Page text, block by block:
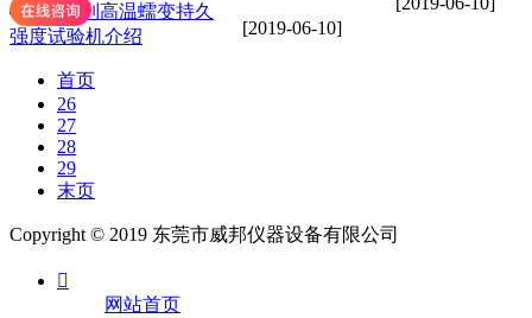
[2019-06-10]
RC系列高温蠕变持久
强度试验机介绍
首页
26
27
28
29
末页
Copyright © 2019 东莞市威邦仪器设备有限公司

网站首页